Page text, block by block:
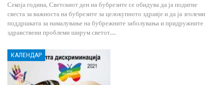
Секоја година, Светскиот ден на бубрезите се обидува да ја подигне
свеста за важноста на бубрезите за целокупното здравје и да ја зголеми
поддршката за намалување на бубрежните заболувања и придружните
здравствени проблеми ширум светот.…
КАЛЕНДАР